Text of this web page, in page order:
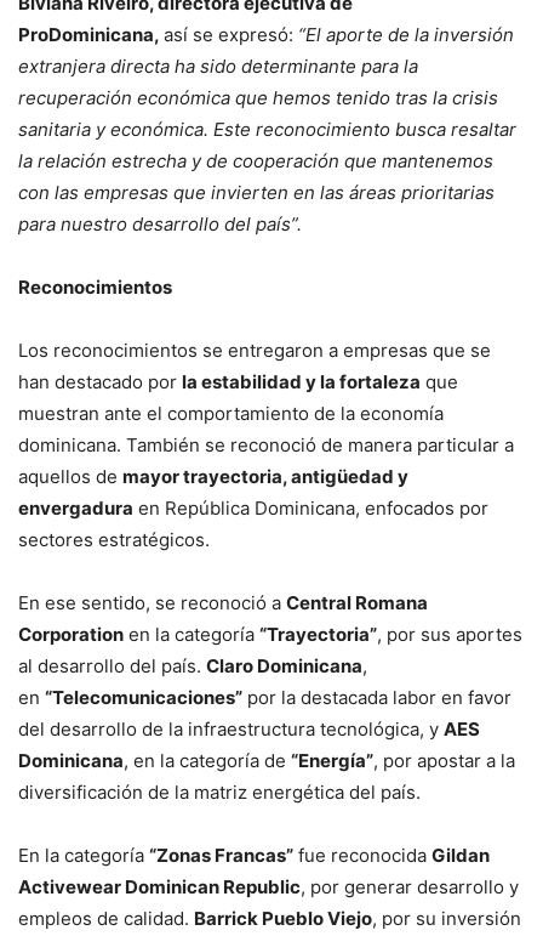
ProDominicana, así se expresó: “El aporte de la inversión
extranjera directa ha sido determinante para la
recuperación económica que hemos tenido tras la crisis
sanitaria y económica. Este reconocimiento busca resaltar
la relación estrecha y de cooperación que mantenemos
con las empresas que invierten en las áreas prioritarias
para nuestro desarrollo del país”.
Reconocimientos
Los reconocimientos se entregaron a empresas que se
han destacado por la estabilidad y la fortaleza que
muestran ante el comportamiento de la economía
dominicana. También se reconoció de manera particular a
aquellos de mayor trayectoria, antigüedad y
envergadura en República Dominicana, enfocados por
sectores estratégicos.
En ese sentido, se reconoció a Central Romana
Corporation en la categoría “Trayectoria”, por sus aportes
al desarrollo del país. Claro Dominicana,
en “Telecomunicaciones” por la destacada labor en favor
del desarrollo de la infraestructura tecnológica, y AES
Dominicana, en la categoría de “Energía”, por apostar a la
diversificación de la matriz energética del país.
En la categoría “Zonas Francas” fue reconocida Gildan
Activewear Dominican Republic, por generar desarrollo y
empleos de calidad. Barrick Pueblo Viejo, por su inversión